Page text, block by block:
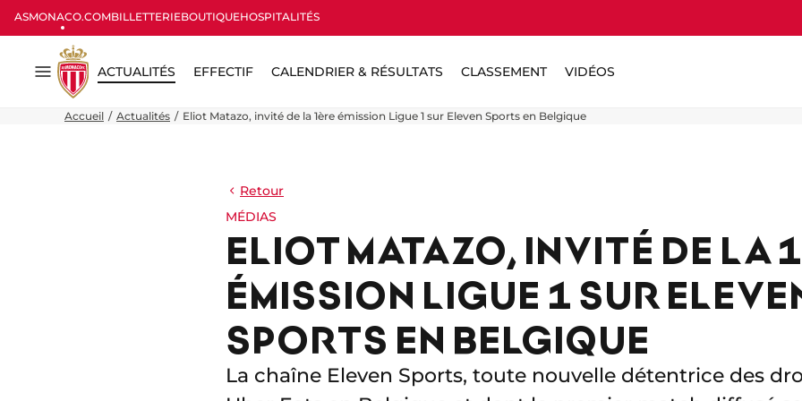
ASMONACO.COMBILLETTERIEBOUTIQUEHOSPITALITÉS
Menu
ACTUALITÉS EFFECTIF CALENDRIER & RÉSULTATS CLASSEMENT VIDÉOS
Accueil Actualités Eliot Matazo, invité de la 1ère émission Ligue 1 sur Eleven Sports en Belgique
Retour
MÉDIAS
ELIOT MATAZO, INVITÉ DE LA
ÉMISSION LIGUE 1 SUR
SPORTS EN BELGIQUE
La chaîne Eleven Sports, toute nouvelle détentrice des